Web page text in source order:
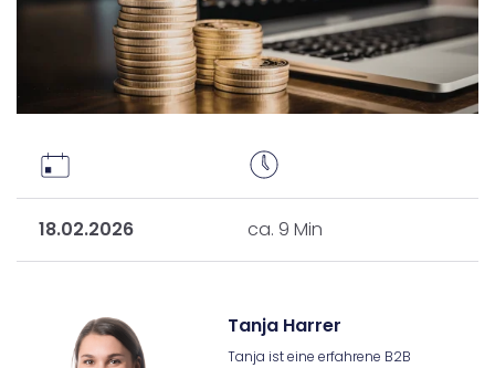
Tanja Harrer
Tanja ist eine erfahrene B2B
18.02.2026 ca. 9 Min